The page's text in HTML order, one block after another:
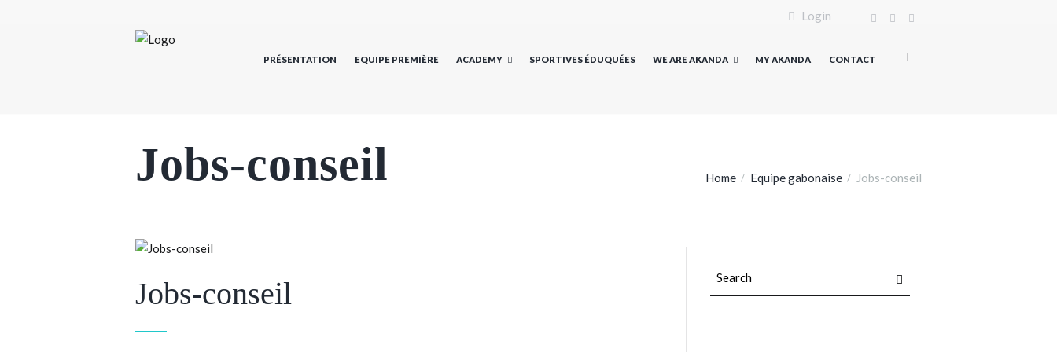
Login
PRÉSENTATION EQUIPE PREMIÈRE ACADEMY SPORTIVES ÉDUQUÉES WE ARE AKANDA MY AKANDA CONTACT
Jobs-conseil Home Equipe gabonaise Jobs-conseil
Jobs-conseil